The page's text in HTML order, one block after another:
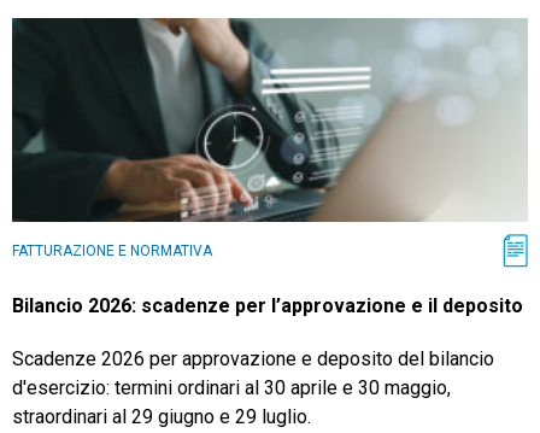
FATTURAZIONE E NORMATIVA
Bilancio 2026: scadenze per l’approvazione e il deposito
Scadenze 2026 per approvazione e deposito del bilancio
d'esercizio: termini ordinari al 30 aprile e 30 maggio,
straordinari al 29 giugno e 29 luglio.